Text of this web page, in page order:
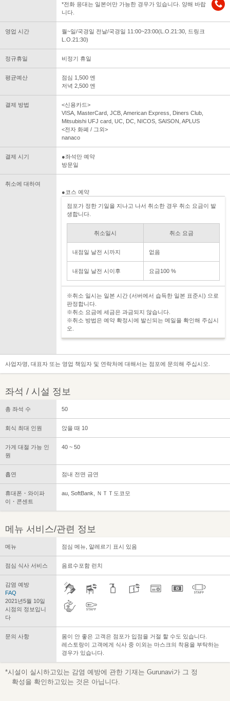
*전화 응대는 일본어만 가능한 경우가 있습니다. 양해 바랍
니다.
영업 시간
월~일/국경일 전날/국경일 11:00~23:00(L.O.21:30, 드링크
L.O.21:30)
정규휴일 비정기 휴일
평균예산
점심 1,500 엔
저녁 2,500 엔
결제 방법
<신용카드>
VISA, MasterCard, JCB, American Express, Diners Club,
Mitsubishi UFJ card, UC, DC, NICOS, SAISON, APLUS
<전자 화폐 / 그외>
nanaco
결제 시기
●좌석만 예약
방문일
취소에 대하여
●코스 예약
점포가 정한 기일을 지나고 나서 취소한 경우 취소 요금이 발
생합니다.
취소일시 취소 요금
내점일 날전 시까지 없음
내점일 날전 시이후 요금100 %
※취소 일시는 일본 시간 (서버에서 습득한 일본 표준시) 으로
판정합니다.
※취소 요금에 세금은 과금되지 않습니다.
※취소 방법은 예약 확정시에 발신되는 메일을 확인해 주십시
오.
사업자명, 대표자 또는 영업 책임자 및 연락처에 대해서는 점포에 문의해 주십시오.
좌석 / 시설 정보
총 좌석 수 50
회식 최대 인원 앉을 때 10
가게 대절 가능 인
원
40 ~ 50
흡연 점내 전면 금연
휴대폰・와이파
이・콘센트
au, SoftBank, ＮＴＴ도코모
메뉴 서비스/관련 정보
메뉴 점심 메뉴, 알레르기 표시 있음
점심 식사 서비스 음료수포함 런치
감염 예방
FAQ
2021년5월 10일
시점의 정보입니
다
문의 사항
몸이 안 좋은 고객은 점포가 입점을 거절 할 수도 있습니다.
레스토랑이 고객에게 식사 중 이외는 마스크의 착용을 부탁하는
경우가 있습니다.
*시설이 실시하고있는 감염 예방에 관한 기재는 Gurunavi가 그 정
확성을 확인하고있는 것은 아닙니다.